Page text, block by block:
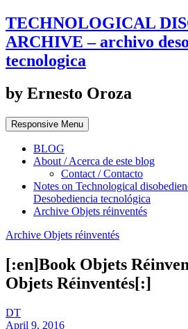
TECHNOLOGICAL
ARCHIVE – archivo
tecnologica
by Ernesto Oroza
Responsive Menu
BLOG
About / Acerca de este blog
Contact / Contacto
Notes on Technological
Desobediencia tecnológica
Archive Objets réinventés
Archive Objets réinventés
[:en]Book Objets
Objets Réinventés[:]
DT
April 9, 2016